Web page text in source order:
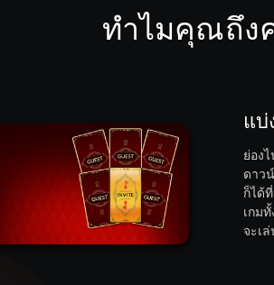
ทำไมคุณถึง
แบ่
ย่อง
ดาว
ก็ได้
เกม
จะเ